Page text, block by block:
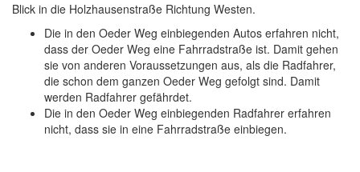
Blick in die Holzhausenstraße Richtung Westen.
Die in den Oeder Weg einbiegenden Autos erfahren nicht,
dass der Oeder Weg eine Fahrradstraße ist. Damit gehen
sie von anderen Voraussetzungen aus, als die Radfahrer,
die schon dem ganzen Oeder Weg gefolgt sind. Damit
werden Radfahrer gefährdet.
Die in den Oeder Weg einbiegenden Radfahrer erfahren
nicht, dass sie in eine Fahrradstraße einbiegen.